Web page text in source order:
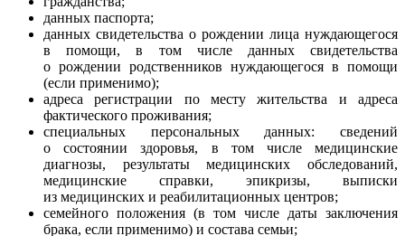
данных паспорта;
данных свидетельства о рождении лица нуждающегося
в помощи, в том числе данных свидетельства
о рождении родственников нуждающегося в помощи
(если применимо);
адреса регистрации по месту жительства и адреса
фактического проживания;
специальных персональных данных: сведений
о состоянии здоровья, в том числе медицинские
диагнозы, результаты медицинских обследований,
медицинские справки, эпикризы, выписки
из медицинских и реабилитационных центров;
семейного положения (в том числе даты заключения
брака, если применимо) и состава семьи;